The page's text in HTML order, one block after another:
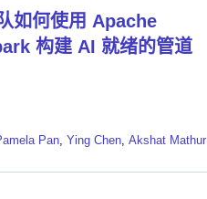
如何使用 Apache
构建 AI 就绪的管道
Pan, Ying Chen, Akshat Mathur